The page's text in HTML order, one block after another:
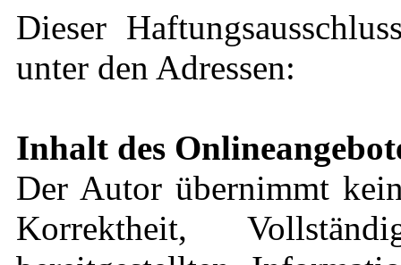
Dieser
unter den Adressen:
Inhalt des
Der Autor übernimmt
Korrektheit,